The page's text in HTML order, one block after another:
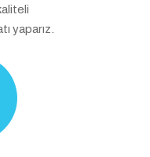
yaparız.